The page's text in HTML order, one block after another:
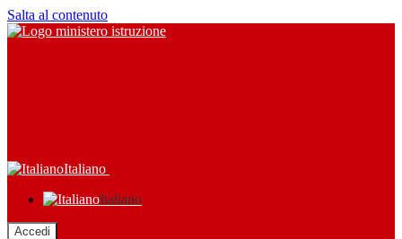
Salta al contenuto
Italiano
Italiano
Accedi